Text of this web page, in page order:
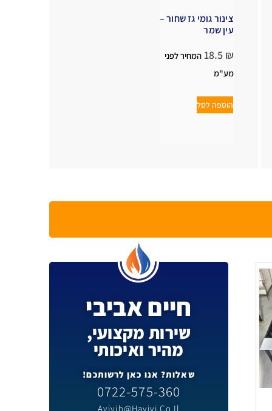
צינור גומי גז שחור –
עין שמר
₪
18.5
המחיר לפני
מע"מ
הוספה לסל
חיים אביבי
שירות מקצועי,
מהיר ואיכותי
שאלות? אנו כאן לרשותכם!
0722-575-360
Avivih@havivi.co.il